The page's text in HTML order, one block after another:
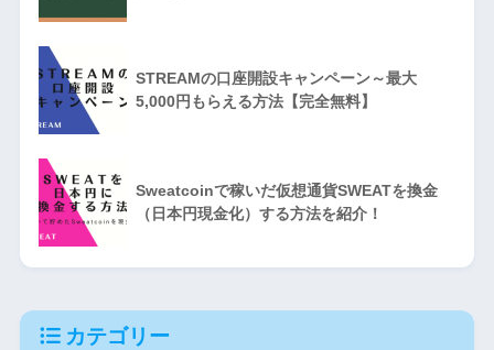
STREAMの口座開設キャンペーン～最大
5,000円もらえる方法【完全無料】
Sweatcoinで稼いだ仮想通貨SWEATを換金
（日本円現金化）する方法を紹介！
カテゴリー